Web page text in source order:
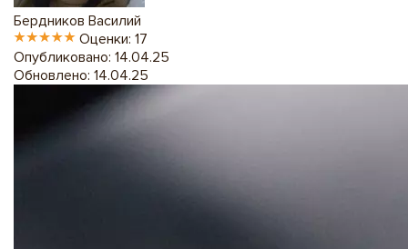
Бердников Василий
Оценки: 17
Опубликовано: 14.04.25
Обновлено: 14.04.25